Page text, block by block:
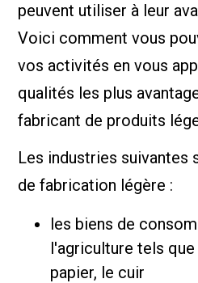
peuvent utiliser à leur
Voici comment vous
vos activités en vous
qualités les plus
fabricant de produits
Les industries suivantes
de fabrication légère :
les biens de
l'agriculture tels
papier, le cuir